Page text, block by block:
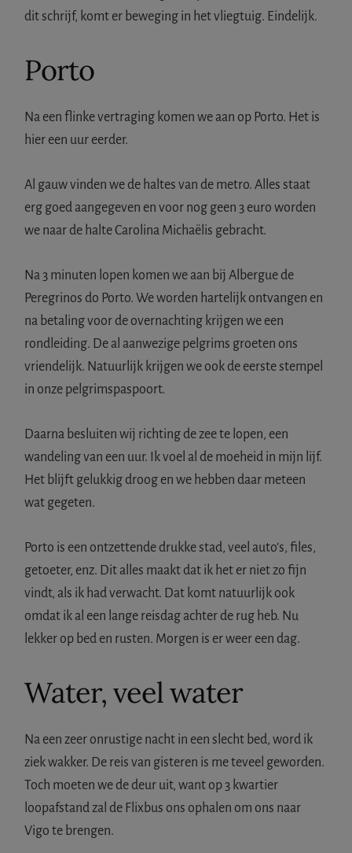
dit schrijf, komt er beweging in het vliegtuig. Eindelijk.
Porto
Na een flinke vertraging komen we aan op Porto. Het is
hier een uur eerder.
Al gauw vinden we de haltes van de metro. Alles staat
erg goed aangegeven en voor nog geen 3 euro worden
we naar de halte Carolina Michaëlis gebracht.
Na 3 minuten lopen komen we aan bij Albergue de
Peregrinos do Porto. We worden hartelijk ontvangen en
na betaling voor de overnachting krijgen we een
rondleiding. De al aanwezige pelgrims groeten ons
vriendelijk. Natuurlijk krijgen we ook de eerste stempel
in onze pelgrimspaspoort.
Daarna besluiten wij richting de zee te lopen, een
wandeling van een uur. Ik voel al de moeheid in mijn lijf.
Het blijft gelukkig droog en we hebben daar meteen
wat gegeten.
Porto is een ontzettende drukke stad, veel auto’s, files,
getoeter, enz. Dit alles maakt dat ik het er niet zo fijn
vindt, als ik had verwacht. Dat komt natuurlijk ook
omdat ik al een lange reisdag achter de rug heb. Nu
lekker op bed en rusten. Morgen is er weer een dag.
Water, veel water
Na een zeer onrustige nacht in een slecht bed, word ik
ziek wakker. De reis van gisteren is me teveel geworden.
Toch moeten we de deur uit, want op 3 kwartier
loopafstand zal de Flixbus ons ophalen om ons naar
Vigo te brengen.